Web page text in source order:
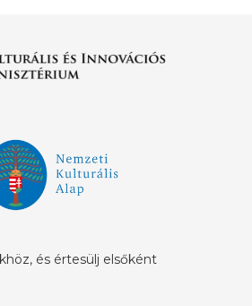
és értesülj elsőként